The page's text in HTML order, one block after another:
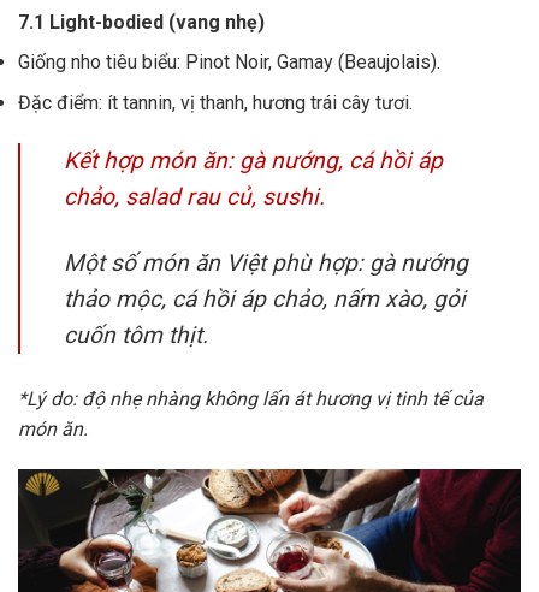
7.1 Light-bodied (vang nhẹ)
Giống nho tiêu biểu: Pinot Noir, Gamay (Beaujolais).
Đặc điểm: ít tannin, vị thanh, hương trái cây tươi.
Kết hợp món ăn: gà nướng, cá hồi áp
chảo, salad rau củ, sushi.
Một số món ăn Việt phù hợp: gà nướng
thảo mộc, cá hồi áp chảo, nấm xào, gỏi
cuốn tôm thịt.
*Lý do: độ nhẹ nhàng không lấn át hương vị tinh tế của
món ăn.